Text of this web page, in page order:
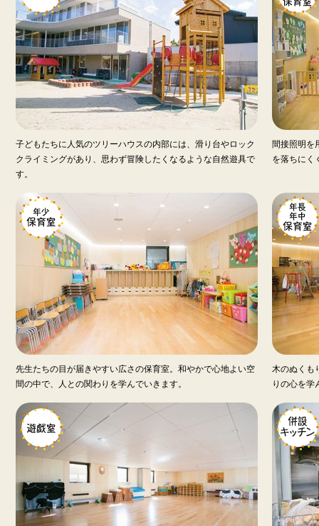
子どもたちに人気のツリーハウスの内部には、滑り台やロック
クライミングがあり、思わず冒険したくなるような自然遊具で
す。
間接照明を
を落ちにく
先生たちの目が届きやすい広さの保育室。和やかで心地よい空
間の中で、人との関わりを学んでいきます。
木のぬくも
りの心を学